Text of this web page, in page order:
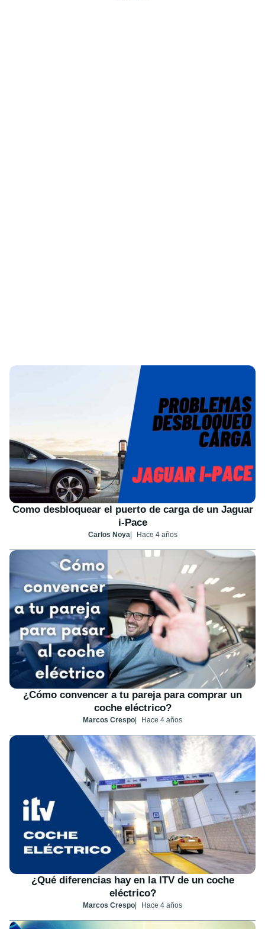
Como desbloquear el puerto de carga de un Jaguar
i-Pace
Carlos Noya Hace 4 años
¿Cómo convencer a tu pareja para comprar un
coche eléctrico?
Marcos Crespo Hace 4 años
¿Qué diferencias hay en la ITV de un coche
eléctrico?
Marcos Crespo Hace 4 años